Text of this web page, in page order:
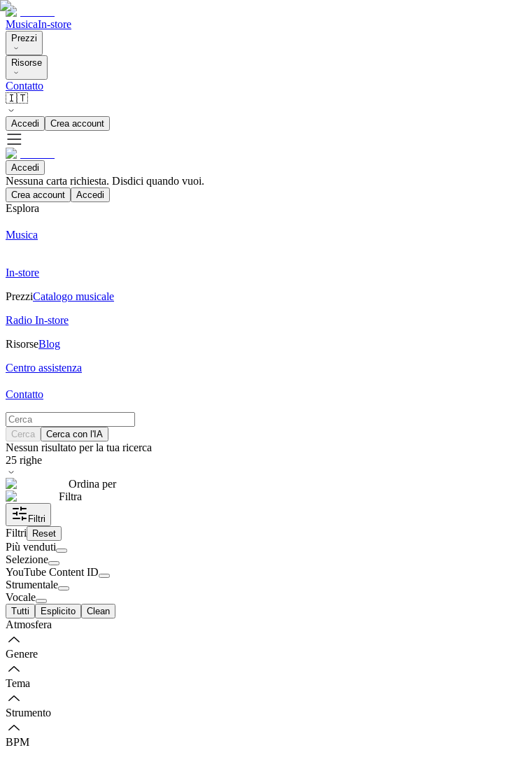
MusicaIn-store
Prezzi
Risorse
Contatto
🇮🇹
Accedi Crea account
Accedi
Nessuna carta richiesta. Disdici quando vuoi.
Crea account Accedi
Esplora
Musica
In-store
PrezziCatalogo musicale
Radio In-store
RisorseBlog
Centro assistenza
Contatto
Cerca Cerca con l'IA
Nessun risultato per la tua ricerca
25 righe
Ordina per
Filtra
Filtri
Filtri Reset
Più venduti
Selezione
YouTube Content ID
Strumentale
Vocale
Tutti Esplicito Clean
Atmosfera
Genere
Tema
Strumento
BPM